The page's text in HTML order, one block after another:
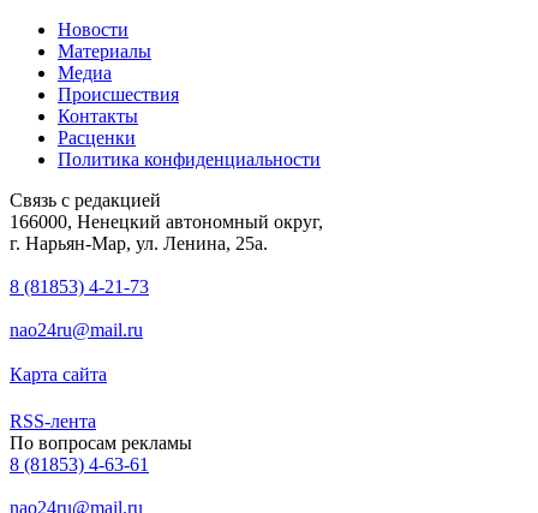
Новости
Материалы
Медиа
Происшествия
Контакты
Расценки
Политика конфиденциальности
Связь с редакцией
166000, Ненецкий автономный округ,
г. Нарьян-Мар, ул. Ленина, 25а.
8 (81853) 4-21-73
nao24ru@mail.ru
Карта сайта
RSS-лента
По вопросам рекламы
8 (81853) 4-63-61
nao24ru@mail.ru